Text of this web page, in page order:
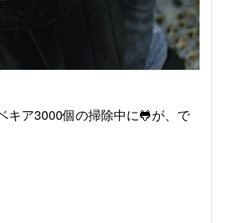
キア3000個の掃除中に🐸が、で